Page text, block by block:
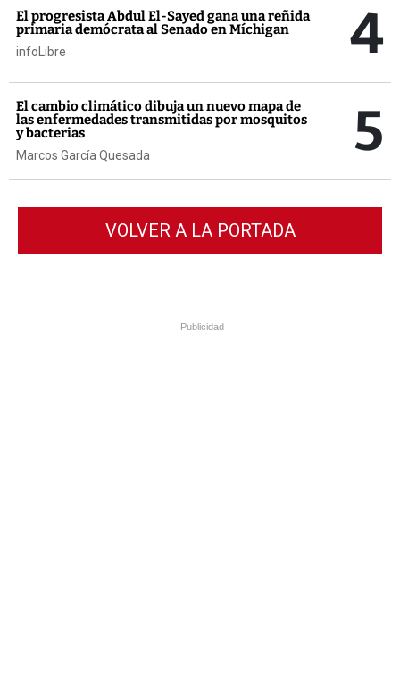
El progresista Abdul El-Sayed gana una reñida
primaria demócrata al Senado en Míchigan
infoLibre 4
El cambio climático dibuja un nuevo mapa de
las enfermedades transmitidas por mosquitos
y bacterias
Marcos García Quesada 5
VOLVER A LA PORTADA
Publicidad